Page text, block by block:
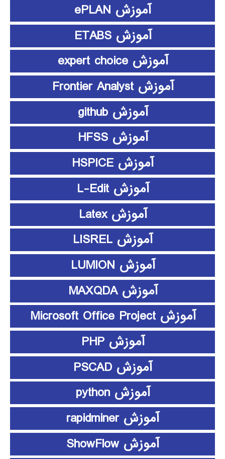
آموزش ePLAN
آموزش ETABS
آموزش expert choice
آموزش Frontier Analyst
آموزش github
آموزش HFSS
آموزش HSPICE
آموزش L-Edit
آموزش Latex
آموزش LISREL
آموزش LUMION
آموزش MAXQDA
آموزش Microsoft Office Project
آموزش PHP
آموزش PSCAD
آموزش python
آموزش rapidminer
آموزش ShowFlow